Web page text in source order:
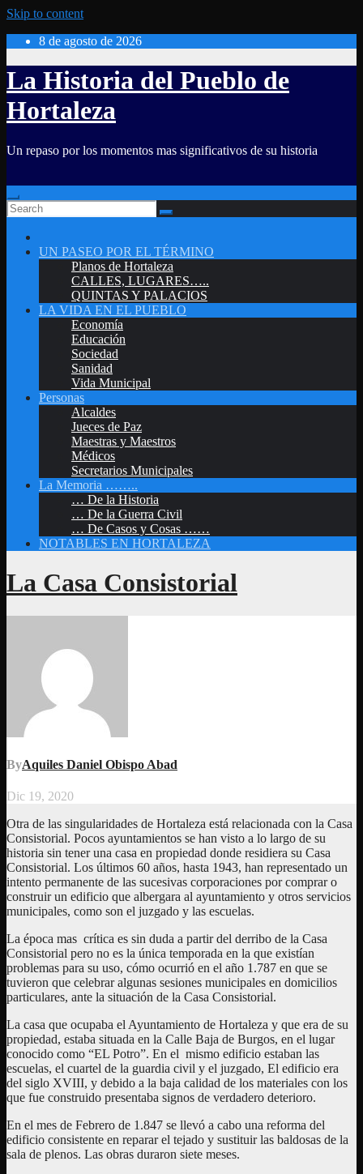
Skip to content
8 de agosto de 2026
La Historia del Pueblo de
Hortaleza
Un repaso por los momentos mas significativos de su historia
UN PASEO POR EL TÉRMINO
Planos de Hortaleza
CALLES, LUGARES…..
QUINTAS Y PALACIOS
LA VIDA EN EL PUEBLO
Economía
Educación
Sociedad
Sanidad
Vida Municipal
Personas
Alcaldes
Jueces de Paz
Maestras y Maestros
Médicos
Secretarios Municipales
La Memoria ……..
… De la Historia
… De la Guerra Civil
… De Casos y Cosas ……
NOTABLES EN HORTALEZA
La Casa Consistorial
ByAquiles Daniel Obispo Abad
Dic 19, 2020
Otra de las singularidades de Hortaleza está relacionada con la Casa
Consistorial. Pocos ayuntamientos se han visto a lo largo de su
historia sin tener una casa en propiedad donde residiera su Casa
Consistorial. Los últimos 60 años, hasta 1943, han representado un
intento permanente de las sucesivas corporaciones por comprar o
construir un edificio que albergara al ayuntamiento y otros servicios
municipales, como son el juzgado y las escuelas.
La época mas crítica es sin duda a partir del derribo de la Casa
Consistorial pero no es la única temporada en la que existían
problemas para su uso, cómo ocurrió en el año 1.787 en que se
tuvieron que celebrar algunas sesiones municipales en domicilios
particulares, ante la situación de la Casa Consistorial.
La casa que ocupaba el Ayuntamiento de Hortaleza y que era de su
propiedad, estaba situada en la Calle Baja de Burgos, en el lugar
conocido como “EL Potro”. En el mismo edificio estaban las
escuelas, el cuartel de la guardia civil y el juzgado, El edificio era
del siglo XVIII, y debido a la baja calidad de los materiales con los
que fue construido presentaba signos de verdadero deterioro.
En el mes de Febrero de 1.847 se llevó a cabo una reforma del
edificio consistente en reparar el tejado y sustituir las baldosas de la
sala de plenos. Las obras duraron siete meses.